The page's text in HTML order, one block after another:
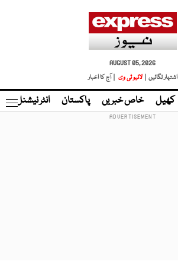
AUGUST 05, 2026
اشتہار لگائیں |
لائیو ٹی وی | آج کا اخبار
کھیل خاص خبریں پاکستان انٹر نیشنل